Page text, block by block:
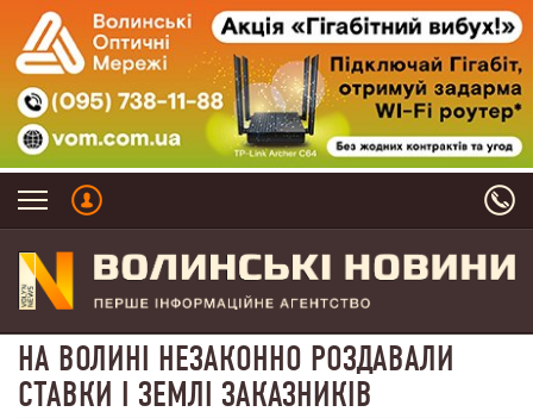
НА ВОЛИНІ НЕЗАКОННО РОЗДАВАЛИ
СТАВКИ І ЗЕМЛІ ЗАКАЗНИКІВ